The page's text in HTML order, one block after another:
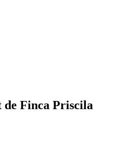
de Finca Priscila